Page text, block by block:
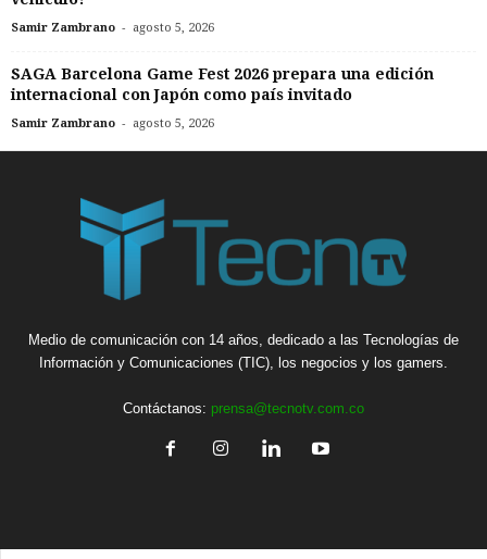
Samir Zambrano - agosto 5, 2026
SAGA Barcelona Game Fest 2026 prepara una edición
internacional con Japón como país invitado
Samir Zambrano - agosto 5, 2026
Medio de comunicación con 14 años, dedicado a las Tecnologías de
Información y Comunicaciones (TIC), los negocios y los gamers.
Contáctanos: prensa@tecnotv.com.co